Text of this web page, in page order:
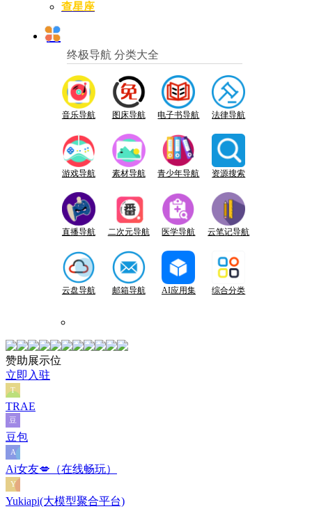
查星座
终极导航 分类大全
音乐导航 图床导航 电子书导航 法律导航
游戏导航 素材导航 青少年导航 资源搜索
直播导航 二次元导航 医学导航 云笔记导航
云盘导航 邮箱导航 AI应用集 综合分类
赞助展示位
立即入驻
TRAE
豆包
Ai女友💋（在线畅玩）
Yukiapi(大模型聚合平台)